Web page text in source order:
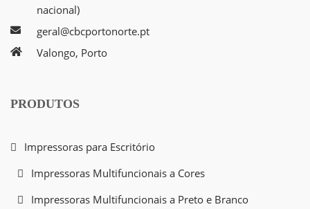
nacional)
geral@cbcportonorte.pt
Valongo, Porto
PRODUTOS
Impressoras para Escritório
Impressoras Multifuncionais a Cores
Impressoras Multifuncionais a Preto e Branco